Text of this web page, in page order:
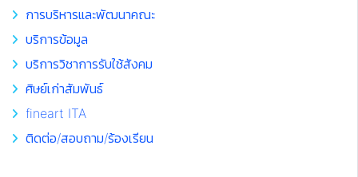
การบริหารและพัฒนาคณะ
บริการข้อมูล
บริการวิชาการรับใช้สังคม
ศิษย์เก่าสัมพันธ์
fineart ITA
ติดต่อ/สอบถาม/ร้องเรียน